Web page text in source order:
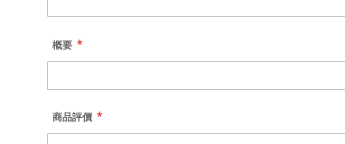
概要
商品評價